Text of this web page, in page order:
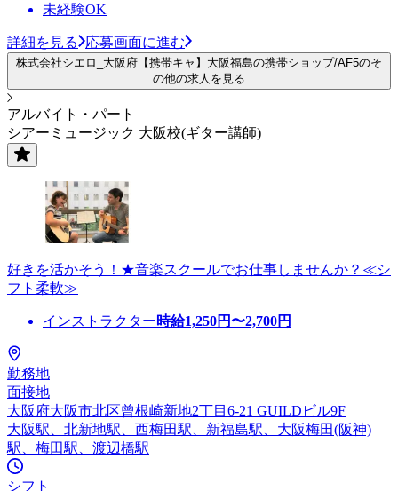
未経験OK
詳細を見る 応募画面に進む
株式会社シエロ_大阪府【携帯キャ】大阪福島の携帯ショップ/AF5のそ
の他の求人を見る
アルバイト・パート
シアーミュージック 大阪校(ギター講師)
好きを活かそう！★音楽スクールでお仕事しませんか？≪シ
フト柔軟≫
インストラクター時給1,250円〜2,700円
勤務地
面接地
大阪府大阪市北区曾根崎新地2丁目6-21 GUILDビル9F
大阪駅、北新地駅、西梅田駅、新福島駅、大阪梅田(阪神)
駅、梅田駅、渡辺橋駅
シフト